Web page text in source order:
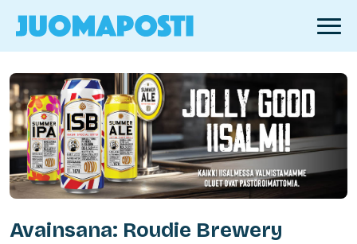
Avainsana: Roudie Brewery